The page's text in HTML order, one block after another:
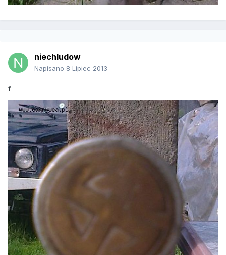
niechludow
Napisano 8 Lipiec 2013
f